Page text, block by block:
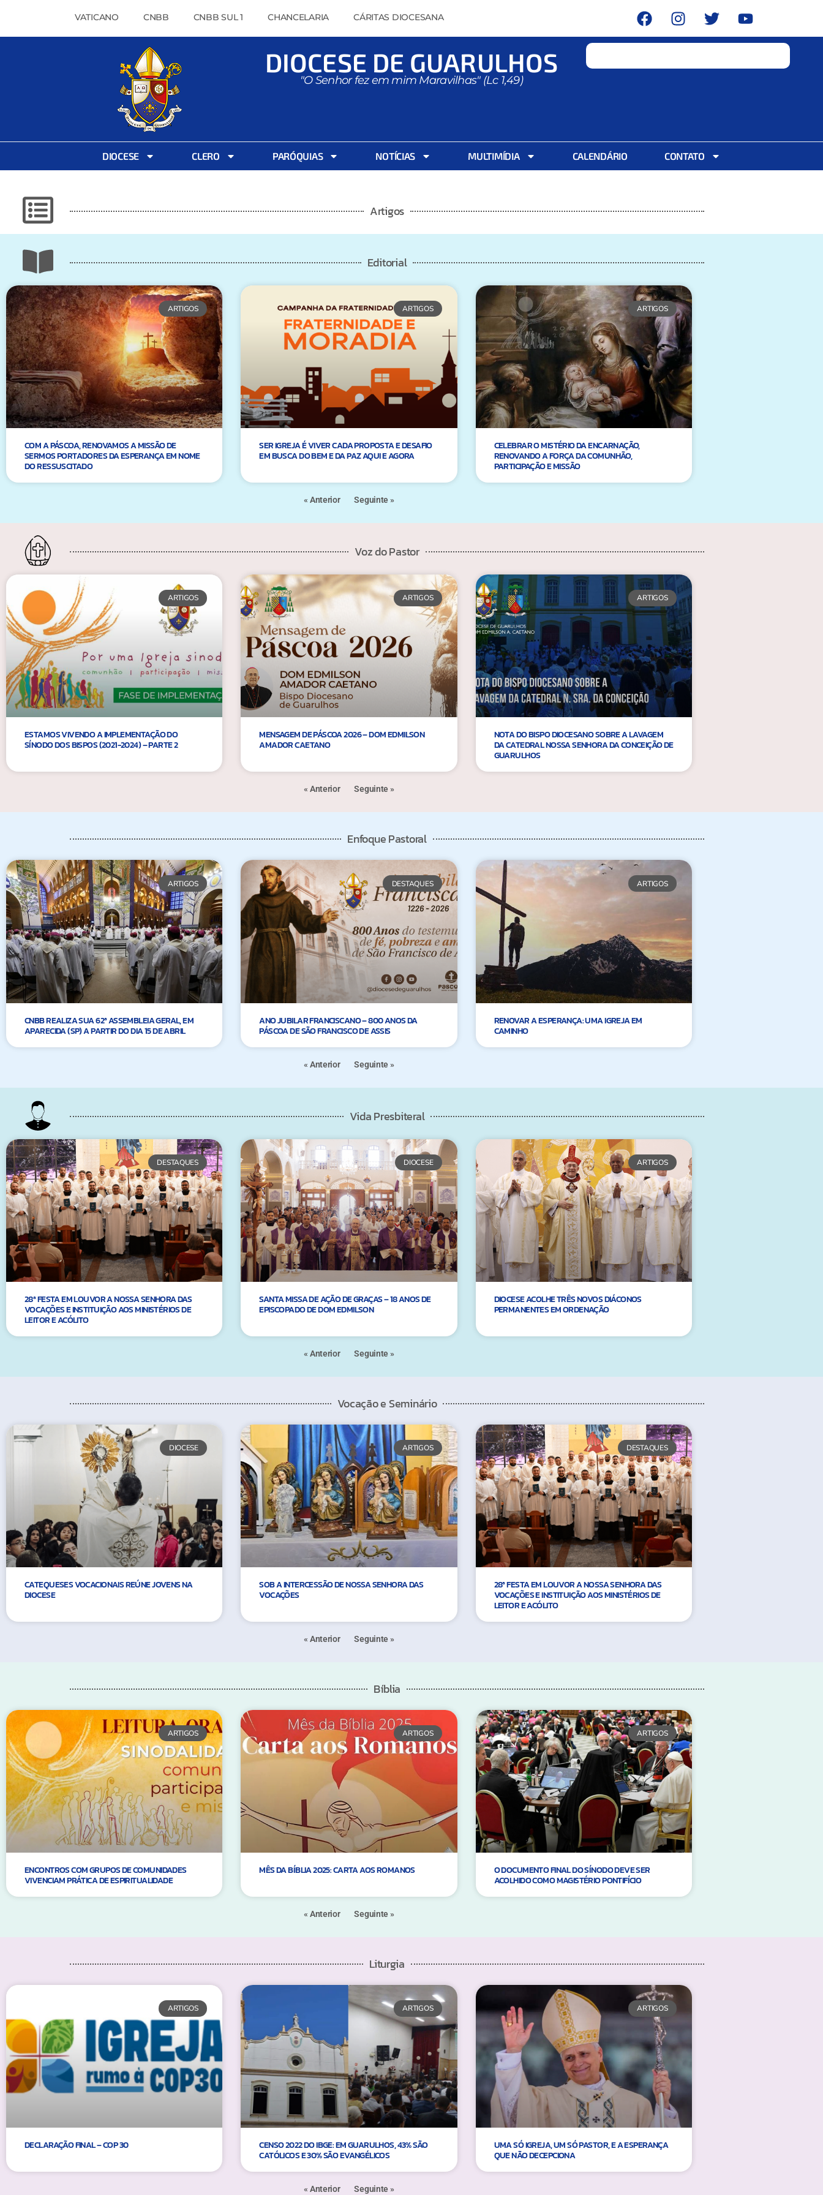
VATICANO CNBB CNBB SUL 1 CHANCELARIA CÁRITAS DIOCESANA
DIOCESE DE GUARULHOS
"O Senhor fez em mim Maravilhas" (Lc 1,49)
DIOCESE CLERO PARÓQUIAS NOTÍCIAS MULTIMÍDIA CALENDÁRIO CONTATO
Artigos
Editorial
ARTIGOS
COM A PÁSCOA, RENOVAMOS A MISSÃO DE
SERMOS PORTADORES DA ESPERANÇA EM NOME
DO RESSUSCITADO
ARTIGOS
SER IGREJA É VIVER CADA PROPOSTA E DESAFIO
EM BUSCA DO BEM E DA PAZ AQUI E AGORA
ARTIGOS
CELEBRAR O MISTÉRIO DA ENCARNAÇÃO,
RENOVANDO A FORÇA DA COMUNHÃO,
PARTICIPAÇÃO E MISSÃO
« Anterior Seguinte »
Voz do Pastor
ARTIGOS
ESTAMOS VIVENDO A IMPLEMENTAÇÃO DO
SÍNODO DOS BISPOS (2021-2024) – PARTE 2
ARTIGOS
MENSAGEM DE PÁSCOA 2026 – DOM EDMILSON
AMADOR CAETANO
ARTIGOS
NOTA DO BISPO DIOCESANO SOBRE A LAVAGEM
DA CATEDRAL NOSSA SENHORA DA CONCEIÇÃO DE
GUARULHOS
« Anterior Seguinte »
Enfoque Pastoral
ARTIGOS
CNBB REALIZA SUA 62ª ASSEMBLEIA GERAL, EM
APARECIDA (SP) A PARTIR DO DIA 15 DE ABRIL
DESTAQUES
ANO JUBILAR FRANCISCANO – 800 ANOS DA
PÁSCOA DE SÃO FRANCISCO DE ASSIS
ARTIGOS
RENOVAR A ESPERANÇA: UMA IGREJA EM
CAMINHO
« Anterior Seguinte »
Vida Presbiteral
DESTAQUES
28ª FESTA EM LOUVOR A NOSSA SENHORA DAS
VOCAÇÕES E INSTITUIÇÃO AOS MINISTÉRIOS DE
LEITOR E ACÓLITO
DIOCESE
SANTA MISSA DE AÇÃO DE GRAÇAS – 18 ANOS DE
EPISCOPADO DE DOM EDMILSON
ARTIGOS
DIOCESE ACOLHE TRÊS NOVOS DIÁCONOS
PERMANENTES EM ORDENAÇÃO
« Anterior Seguinte »
Vocação e Seminário
DIOCESE
CATEQUESES VOCACIONAIS REÚNE JOVENS NA
DIOCESE
ARTIGOS
SOB A INTERCESSÃO DE NOSSA SENHORA DAS
VOCAÇÕES
DESTAQUES
28ª FESTA EM LOUVOR A NOSSA SENHORA DAS
VOCAÇÕES E INSTITUIÇÃO AOS MINISTÉRIOS DE
LEITOR E ACÓLITO
« Anterior Seguinte »
Bíblia
ARTIGOS
ENCONTROS COM GRUPOS DE COMUNIDADES
VIVENCIAM PRÁTICA DE ESPIRITUALIDADE
ARTIGOS
MÊS DA BÍBLIA 2025: CARTA AOS ROMANOS
ARTIGOS
O DOCUMENTO FINAL DO SÍNODO DEVE SER
ACOLHIDO COMO MAGISTÉRIO PONTIFÍCIO
« Anterior Seguinte »
Liturgia
ARTIGOS
DECLARAÇÃO FINAL – COP 30
ARTIGOS
CENSO 2022 DO IBGE: EM GUARULHOS, 43% SÃO
CATÓLICOS E 30% SÃO EVANGÉLICOS
ARTIGOS
UMA SÓ IGREJA, UM SÓ PASTOR, E A ESPERANÇA
QUE NÃO DECEPCIONA
« Anterior Seguinte »